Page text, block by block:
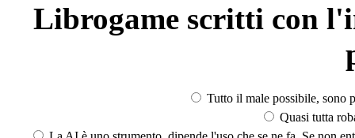
Librogame scritti con
Tutto il male possibile, sono
Quasi tutta